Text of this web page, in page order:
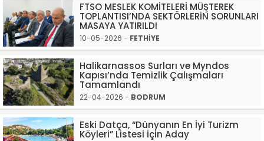
FTSO MESLEK KOMİTELERİ MÜŞTEREK
TOPLANTISI’NDA SEKTÖRLERİN SORUNLARI
MASAYA YATIRILDI
10-05-2026 - FETHİYE
Halikarnassos Surları ve Myndos
Kapısı’nda Temizlik Çalışmaları
Tamamlandı
22-04-2026 - BODRUM
Eski Datça, “Dünyanın En İyi Turizm
Köyleri” Listesi İçin Aday